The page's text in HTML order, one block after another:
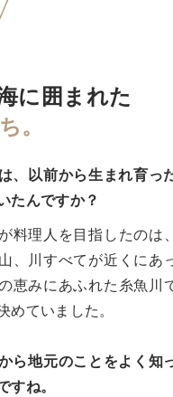
に囲まれた
。
以前から生まれ育っ
たんですか？
が料理人を目指したのは
、川すべてが近くにあ
恵みにあふれた糸魚川
めていました。
地元のことをよく知
すね。